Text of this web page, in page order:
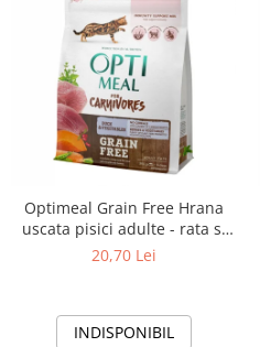
Optimeal Grain Free Hrana
uscata pisici adulte - rata si
legume, 300g
20,70 Lei
INDISPONIBIL